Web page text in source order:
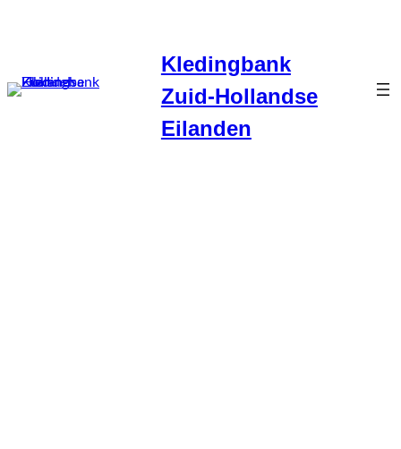
Kledingbank
Zuid-Hollandse
Eilanden